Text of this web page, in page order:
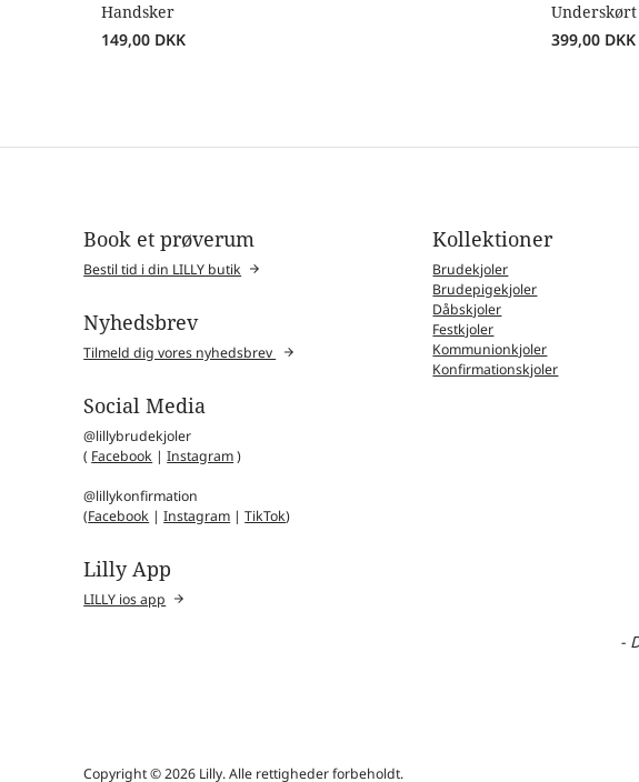
Handsker
149,00 DKK
Underskørt
399,00 DKK
Book et prøverum
Bestil tid i din LILLY butik
Nyhedsbrev
Tilmeld dig vores nyhedsbrev
Social Media
@lillybrudekjoler
( Facebook |Instagram)
@lillykonfirmation
(Facebook |Instagram |TikTok)
Lilly App
LILLY ios app
Kollektioner
Brudekjoler
Brudepigekjoler
Dåbskjoler
Festkjoler
Kommunionkjoler
Konfirmationskjoler
-
Copyright © 2026 Lilly. Alle rettigheder forbeholdt.